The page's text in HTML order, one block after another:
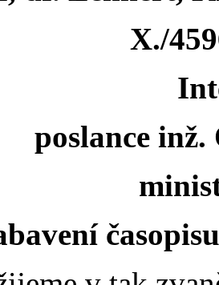
X./
poslance